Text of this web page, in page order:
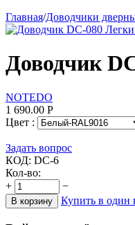
Главная/Доводчики
Доводчик
NOTEDO
1 690.00 Р
Цвет :
Задать вопрос
КОД: DC-6
Кол-во:
+
−
В корзину Купить в один